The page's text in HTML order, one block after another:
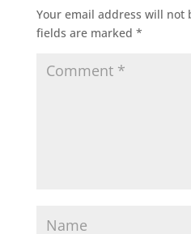
Your email address will not
fields are marked *